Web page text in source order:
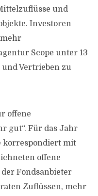
und
Investoren
Scope unter 13
Vertrieben zu
offene
gut“. Für das Jahr
korrespondiert mit
offene
Fondsanbieter
Zuflüssen, mehr